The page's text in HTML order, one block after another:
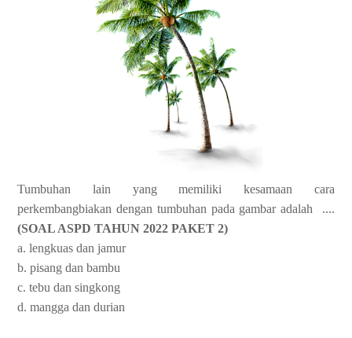
Tumbuhan lain yang memiliki kesamaan cara
perkembangbiakan dengan tumbuhan pada gambar adalah ....
(SOAL ASPD TAHUN 2022 PAKET 2)
a. lengkuas dan jamur
b. pisang dan bambu
c. tebu dan singkong
d. mangga dan durian